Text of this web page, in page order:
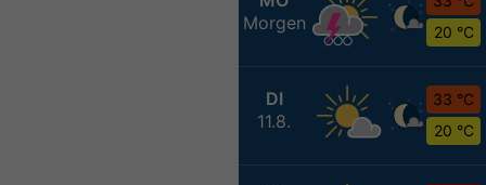
Morgen
20 °C
DI
11.8.
33 °C
20 °C